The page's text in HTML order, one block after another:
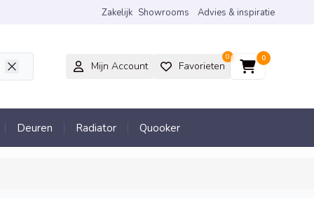
Zakelijk Showrooms Advies & inspiratie
Mijn Account
0
Favorieten
0
Deuren Radiator Quooker